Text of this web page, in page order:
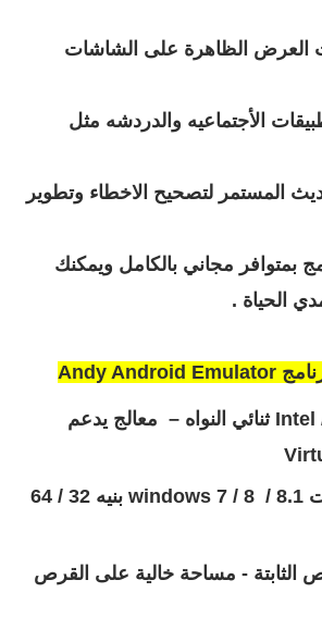
العرض الظاهرة على الشاشات
الأجتماعيه والدردشه مثل
المستمر لتصحيح الاخطاء وتطوير
بمتوافر مجاني بالكامل ويمكنك
الحياة .
Andy Android Emulator
معالج Intel / AMD ثنائي النواه – معالج يدعم
يدعم اصدارات 8.1 / windows 7 / 8 بنيه 32 / 64
الثابتة - مساحة خالية على القرص